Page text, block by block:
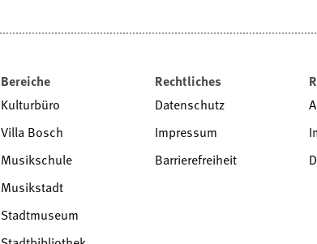
Bereiche
Kulturbüro
Villa Bosch
Musikschule
Musikstadt
Stadtmuseum
Rechtliches
Datenschutz
Impressum
Barrierefreiheit